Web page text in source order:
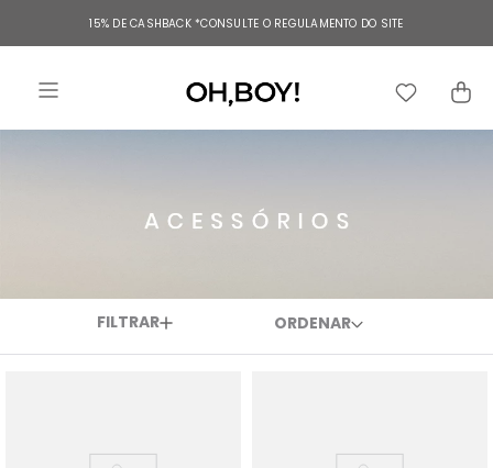
15% DE CASHBACK *CONSULTE O REGULAMENTO DO SITE
FILTRAR
TERMOS MAIS BUSCADOS
vestido longo
3º
blusa
calça jeans